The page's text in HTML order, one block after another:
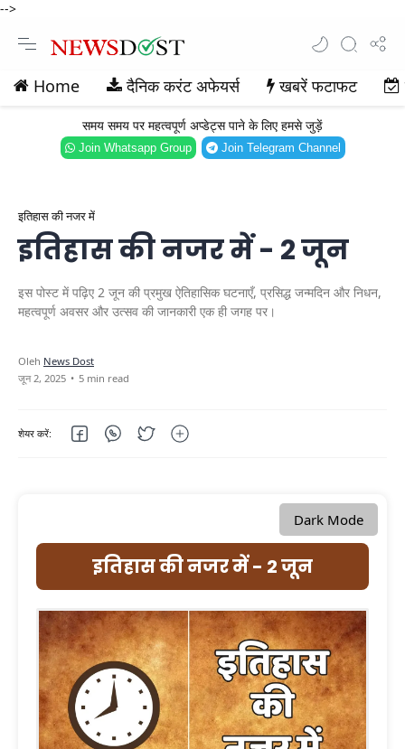
-->
Home दैनिक करंट अफेयर्स खबरें फटाफट
समय समय पर महत्वपूर्ण अप्डेट्स पाने के लिए हमसे जुड़ें
Join Whatsapp Group Join Telegram Channel
इतिहास की नजर में
इतिहास की नजर में - 2 जून
इस पोस्ट में पढ़िए 2 जून की प्रमुख ऐतिहासिक घटनाएँ, प्रसिद्ध जन्मदिन और निधन,
महत्वपूर्ण अवसर और उत्सव की जानकारी एक ही जगह पर।
5 min read
Dark Mode
इतिहास की नजर में - 2 जून